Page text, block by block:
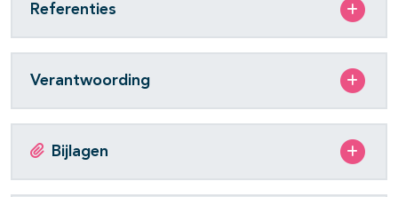
Referenties
Verantwoording
Bijlagen